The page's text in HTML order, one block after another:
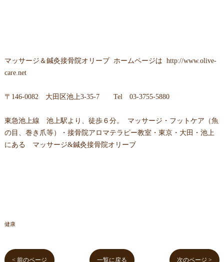
マッサージ＆鍼灸接骨院オリーブ ホームページは http://www.olive-
care.net
〒146-0082 大田区池上3-35-7 Tel 03-3755-5880
東急池上線 池上駅より、徒歩６分。 マッサージ・フットケア（魚
の目、巻き爪等）・接骨院アロマテラピー教室・東京・大田・池上
にある マッサージ&鍼灸接骨院オリーブ
健康
< 前のページ 一覧に戻る 次のページ >